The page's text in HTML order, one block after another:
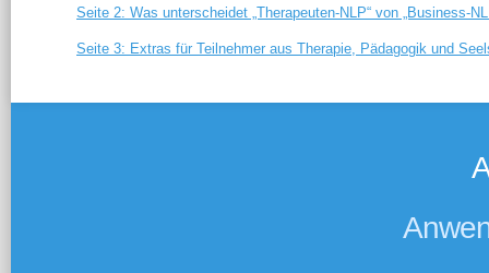
Seite 2: Was unterscheidet „Therapeuten-NLP“ von „Business-
Seite 3: Extras für Teilnehmer aus Therapie, Pädagogik und